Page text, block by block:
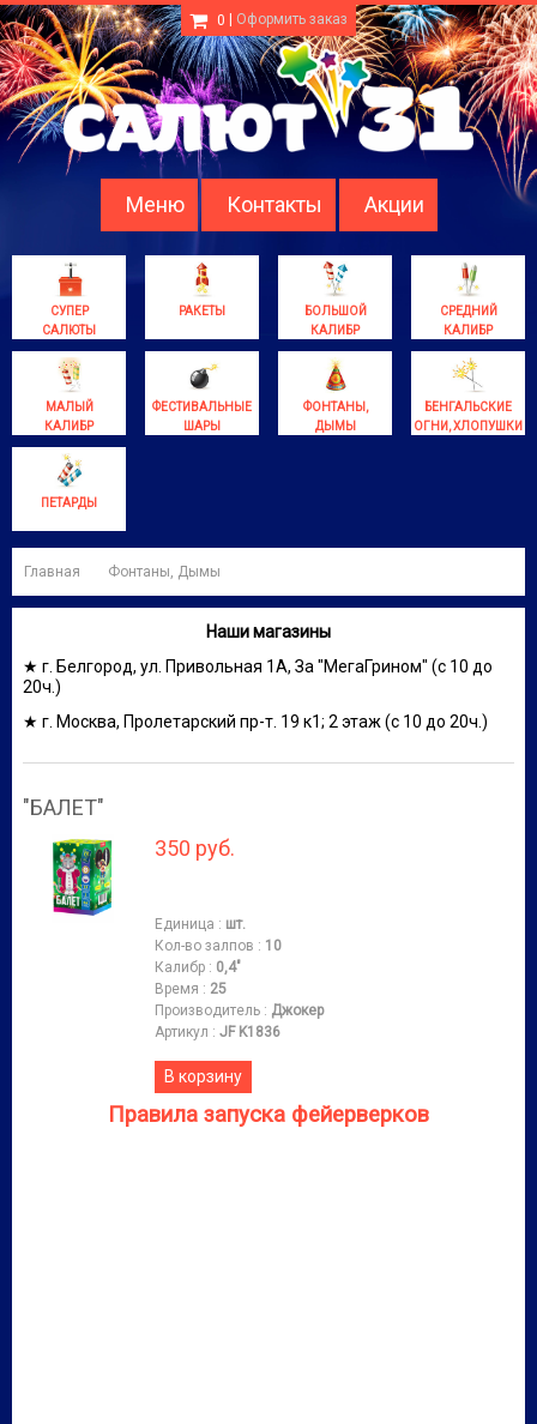
0 Оформить заказ
Меню Контакты Акции
СУПЕР
САЛЮТЫ
РАКЕТЫ
БОЛЬШОЙ
КАЛИБР
СРЕДНИЙ
КАЛИБР
МАЛЫЙ
КАЛИБР
ФЕСТИВАЛЬНЫЕ
ШАРЫ
ФОНТАНЫ,
ДЫМЫ
БЕНГАЛЬСКИЕ
ОГНИ, ХЛОПУШКИ
ПЕТАРДЫ
Главная Фонтаны, Дымы
Наши магазины
★ г. Белгород, ул. Привольная 1А, За "МегаГрином" (с 10 до
20ч.)
★ г. Москва, Пролетарский пр-т. 19 к1; 2 этаж (с 10 до 20ч.)
"БАЛЕТ"
350 руб.
Единица : шт.
Кол-во залпов : 10
Калибр : 0,4"
Время : 25
Производитель : Джокер
Артикул : JF K1836
В корзину
Правила запуска фейерверков